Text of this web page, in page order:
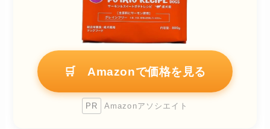
🛒 Amazonで価格を見る
PR Amazonアソシエイト